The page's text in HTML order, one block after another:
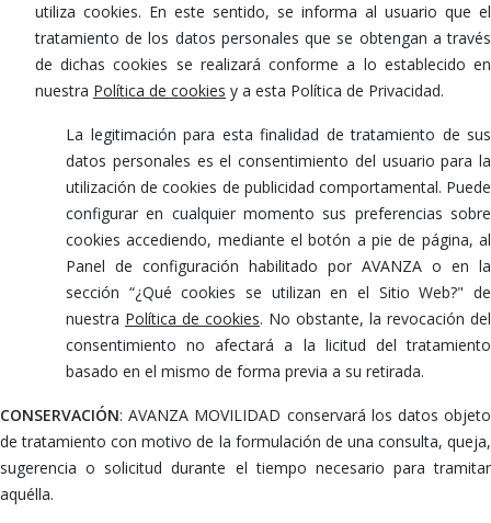
utiliza cookies. En este sentido, se informa al usuario que el
tratamiento de los datos personales que se obtengan a través
de dichas cookies se realizará conforme a lo establecido en
nuestra Política de cookies y a esta Política de Privacidad.
La legitimación para esta finalidad de tratamiento de sus
datos personales es el consentimiento del usuario para la
utilización de cookies de publicidad comportamental. Puede
configurar en cualquier momento sus preferencias sobre
cookies accediendo, mediante el botón a pie de página, al
Panel de configuración habilitado por AVANZA o en la
sección “¿Qué cookies se utilizan en el Sitio Web?" de
nuestra Política de cookies. No obstante, la revocación del
consentimiento no afectará a la licitud del tratamiento
basado en el mismo de forma previa a su retirada.
CONSERVACIÓN: AVANZA MOVILIDAD conservará los datos objeto
de tratamiento con motivo de la formulación de una consulta, queja,
sugerencia o solicitud durante el tiempo necesario para tramitar
aquélla.